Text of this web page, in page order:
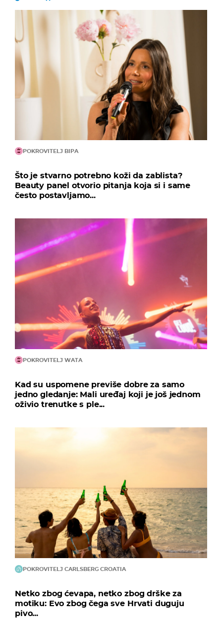
POKROVITELJ BIPA
Što je stvarno potrebno koži da zablista?
Beauty panel otvorio pitanja koja si i same
često postavljamo...
POKROVITELJ WATA
Kad su uspomene previše dobre za samo
jedno gledanje: Mali uređaj koji je još jednom
oživio trenutke s ple...
POKROVITELJ CARLSBERG CROATIA
Netko zbog ćevapa, netko zbog drške za
motiku: Evo zbog čega sve Hrvati duguju
pivo...